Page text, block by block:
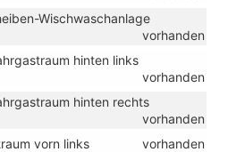
Wischwaschanlage
vorhanden
hinten links
vorhanden
hinten rechts
vorhanden
vorn links
vorhanden